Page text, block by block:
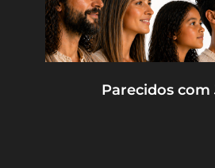
Parecidos com